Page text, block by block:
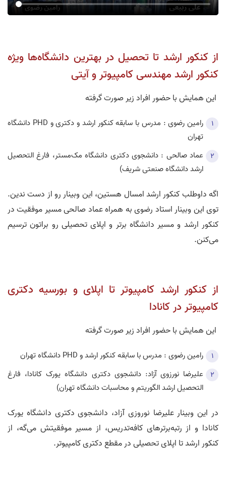
از کنکور ارشد تا تحصیل در بهترین دانشگاه‌ها ویژه
کنکور ارشد مهندسی کامپیوتر و آیتی
این همایش با حضور افراد زیر صورت گرفته
رامين رضوی : مدرس با سابقه کنکور ارشد و دکتری و PHD دانشگاه
تهران
عماد صالحی : دانشجوی دکتری دانشگاه مک‌مستر، فارغ التحصیل
ارشد دانشگاه صنعتی شریف)
اگه داوطلب کنکور ارشد امسال هستین، این وبینار رو از دست ندین.
توی این وبینار استاد رضوی به همراه عماد صالحی مسیر موفقیت در
کنکور ارشد و مسیر دانشگاه برتر و اپلای تحصیلی رو براتون ترسیم
می‌کنن.
از کنکور ارشد کامپیوتر تا اپلای و بورسیه دکتری
کامپیوتر در کانادا
این همایش با حضور افراد زیر صورت گرفته
رامين رضوی : مدرس با سابقه کنکور ارشد و PHD دانشگاه تهران
علیرضا نورزوی آزاد: دانشجوی دکتری دانشگاه یورک کانادا، فارغ
التحصیل ارشد الگوریتم و محاسبات دانشگاه تهران)
در این وبینار علیرضا نوروزی آزاد، دانشجوی دکتری دانشگاه یورک
کانادا و از رتبه‌برترهای کافه‌تدریس، از مسیر موفقیتش می‌گه، از
کنکور ارشد تا اپلای تحصیلی در مقطع دکتری کامپیوتر.